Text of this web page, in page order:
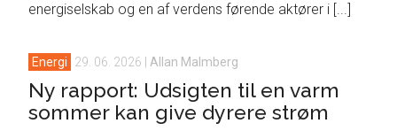
energiselskab og en af verdens førende aktører i [...]
Energi 29. 06. 2026 Allan Malmberg
Ny rapport: Udsigten til en varm
sommer kan give dyrere strøm